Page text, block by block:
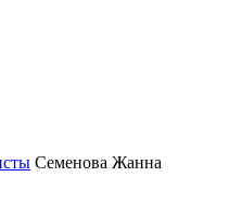
Семенова Жанна